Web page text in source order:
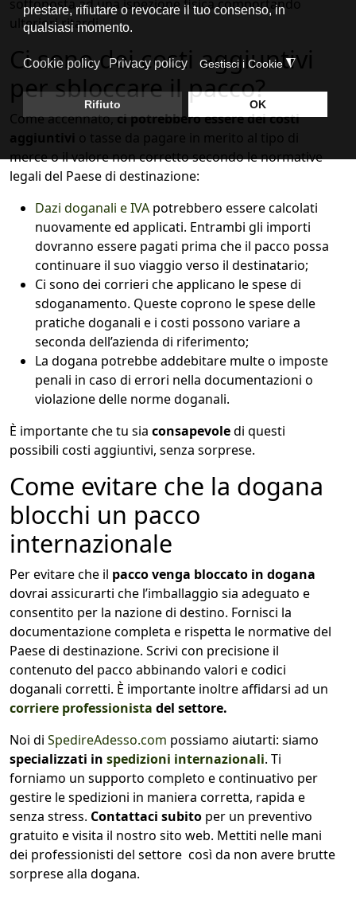
sottoposta ad una ispezione fisica comportando
ulteriori ritardi.
Ci sono dei costi aggiuntivi
per sbloccare il pacco?
Come accennato,ci potrebbero essere dei costi
aggiuntivi o tasse da pagare in merito al tipo di
merce o il valore non corretto secondo le normative
legali del Paese di destinazione:
Dazi doganali e IVA potrebbero essere calcolati
nuovamente ed applicati. Entrambi gli importi
dovranno essere pagati prima che il pacco possa
continuare il suo viaggio verso il destinatario;
Ci sono dei corrieri che applicano le spese di
sdoganamento. Queste coprono le spese delle
pratiche doganali e i costi possono variare a
seconda dell’azienda di riferimento;
La dogana potrebbe addebitare multe o imposte
penali in caso di errori nella documentazioni o
violazione delle norme doganali.
È importante che tu sia consapevoledi questi
possibili costi aggiuntivi, senza sorprese.
Come evitare che la dogana
blocchi un pacco
internazionale
Per evitare che il pacco venga bloccato in dogana
dovrai assicurarti che l’imballaggio sia adeguato e
consentito per la nazione di destino. Fornisci la
documentazione completa e rispetta le normative del
Paese di destinazione. Scrivi con precisione il
contenuto del pacco abbinando valori e codici
doganali corretti. È importante inoltre affidarsi ad un
corriere professionista del settore.
Noi di SpedireAdesso.com possiamo aiutarti: siamo
specializzati in spedizioni internazionali. Ti
forniamo un supporto completo e continuativo per
gestire le spedizioni in maniera corretta, rapida e
senza stress. Contattaci subito per un preventivo
gratuito e visita il nostro sito web. Mettiti nelle mani
dei professionisti del settore così da non avere brutte
sorprese alla dogana.